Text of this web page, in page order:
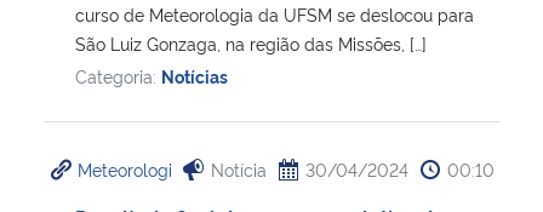
curso de Meteorologia da UFSM se deslocou para
São Luiz Gonzaga, na região das Missões, […]
Categoria: Notícias
Meteorologi Notícia 30/04/2024 00:10